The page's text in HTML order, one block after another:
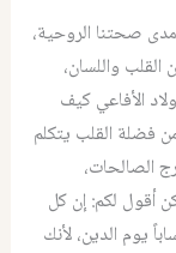
صحتنا الروحية،
القلب واللسان،
الأفاعي كيف
فضلة القلب يتكلم
الصالحات،
أقول لكم: إن كل
يوم الدين، لأنك